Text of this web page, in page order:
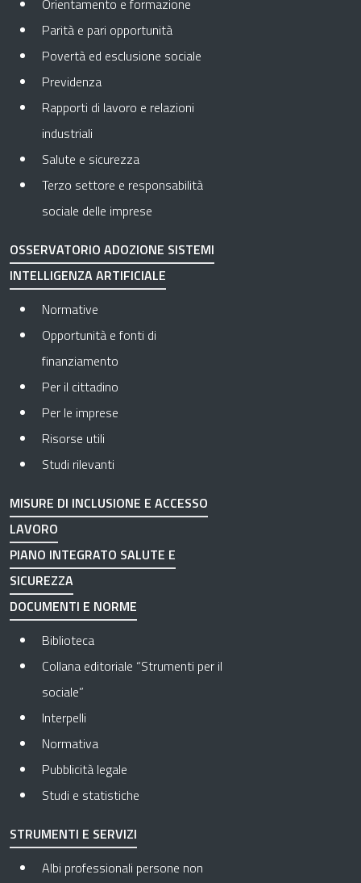
Orientamento e formazione
Parità e pari opportunità
Povertà ed esclusione sociale
Previdenza
Rapporti di lavoro e relazioni
industriali
Salute e sicurezza
Terzo settore e responsabilità
sociale delle imprese
OSSERVATORIO ADOZIONE SISTEMI
INTELLIGENZA ARTIFICIALE
Normative
Opportunità e fonti di
finanziamento
Per il cittadino
Per le imprese
Risorse utili
Studi rilevanti
MISURE DI INCLUSIONE E ACCESSO
LAVORO
PIANO INTEGRATO SALUTE E
SICUREZZA
DOCUMENTI E NORME
Biblioteca
Collana editoriale “Strumenti per il
sociale”
Interpelli
Normativa
Pubblicità legale
Studi e statistiche
STRUMENTI E SERVIZI
Albi professionali persone non